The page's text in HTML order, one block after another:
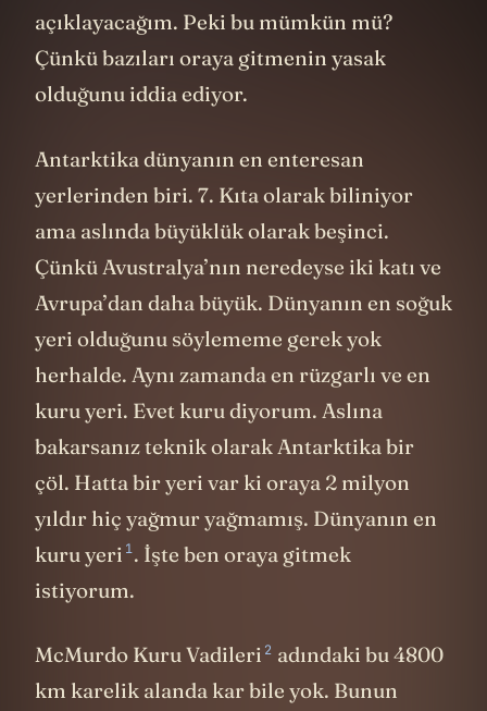
açıklayacağım. Peki bu mümkün mü?
Çünkü bazıları oraya gitmenin yasak
olduğunu iddia ediyor.
Antarktika dünyanın en enteresan
yerlerinden biri. 7. Kıta olarak biliniyor
ama aslında büyüklük olarak beşinci.
Çünkü Avustralya’nın neredeyse iki katı ve
Avrupa’dan daha büyük. Dünyanın en soğuk
yeri olduğunu söylememe gerek yok
herhalde. Aynı zamanda en rüzgarlı ve en
kuru yeri. Evet kuru diyorum. Aslına
bakarsanız teknik olarak Antarktika bir
çöl. Hatta bir yeri var ki oraya 2 milyon
yıldır hiç yağmur yağmamış. Dünyanın en
kuru yeri 1. İşte ben oraya gitmek
istiyorum.
McMurdo Kuru Vadileri 2 adındaki bu 4800
km karelik alanda kar bile yok. Bunun